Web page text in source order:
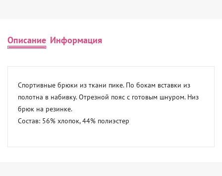
Описание Информация
Спортивные брюки из ткани пике. По бокам вставки из
полотна в набивку. Отрезной пояс с готовым шнуром. Низ
брюк на резинке.
Состав: 56% хлопок, 44% полиэстер